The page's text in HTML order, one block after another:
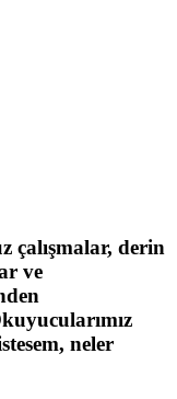
çalışmalar, derin
ve
neler